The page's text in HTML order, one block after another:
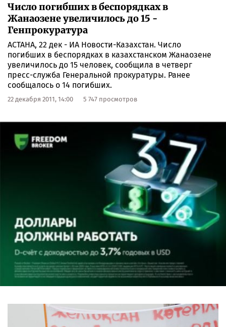
Число погибших в беспорядках в
Жанаозене увеличилось до 15 -
Генпрокуратура
АСТАНА, 22 дек - ИА Новости-Казахстан. Число
погибших в беспорядках в казахстанском Жанаозене
увеличилось до 15 человек, сообщила в четверг
пресс-служба Генеральной прокуратуры. Ранее
сообщалось о 14 погибших.
22 декабря 2011, 14:00 5 747 просмотров